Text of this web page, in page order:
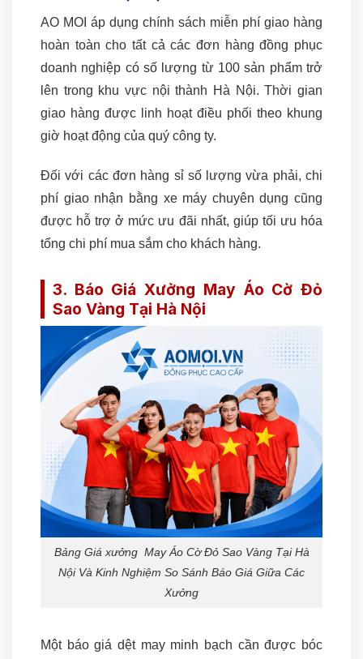
AO MOI áp dụng chính sách miễn phí giao hàng
hoàn toàn cho tất cả các đơn hàng đồng phục
doanh nghiệp có số lượng từ 100 sản phẩm trở
lên trong khu vực nội thành Hà Nội. Thời gian
giao hàng được linh hoạt điều phối theo khung
giờ hoạt động của quý công ty.
Đối với các đơn hàng sỉ số lượng vừa phải, chi
phí giao nhận bằng xe máy chuyên dụng cũng
được hỗ trợ ở mức ưu đãi nhất, giúp tối ưu hóa
tổng chi phí mua sắm cho khách hàng.
3. Báo Giá Xưởng May Áo Cờ Đỏ
Sao Vàng Tại Hà Nội
Bảng Giá xưởng May Áo Cờ Đỏ Sao Vàng Tại Hà
Nội Và Kinh Nghiệm So Sánh Báo Giá Giữa Các
Xưởng
Một báo giá dệt may minh bạch cần được bóc